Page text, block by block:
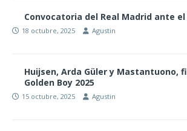
Convocatoria del Real Madrid ante
18 octubre, 2025 Agustin
Huijsen, Arda Güler y Mastantuono,
Golden Boy 2025
15 octubre, 2025 Agustin